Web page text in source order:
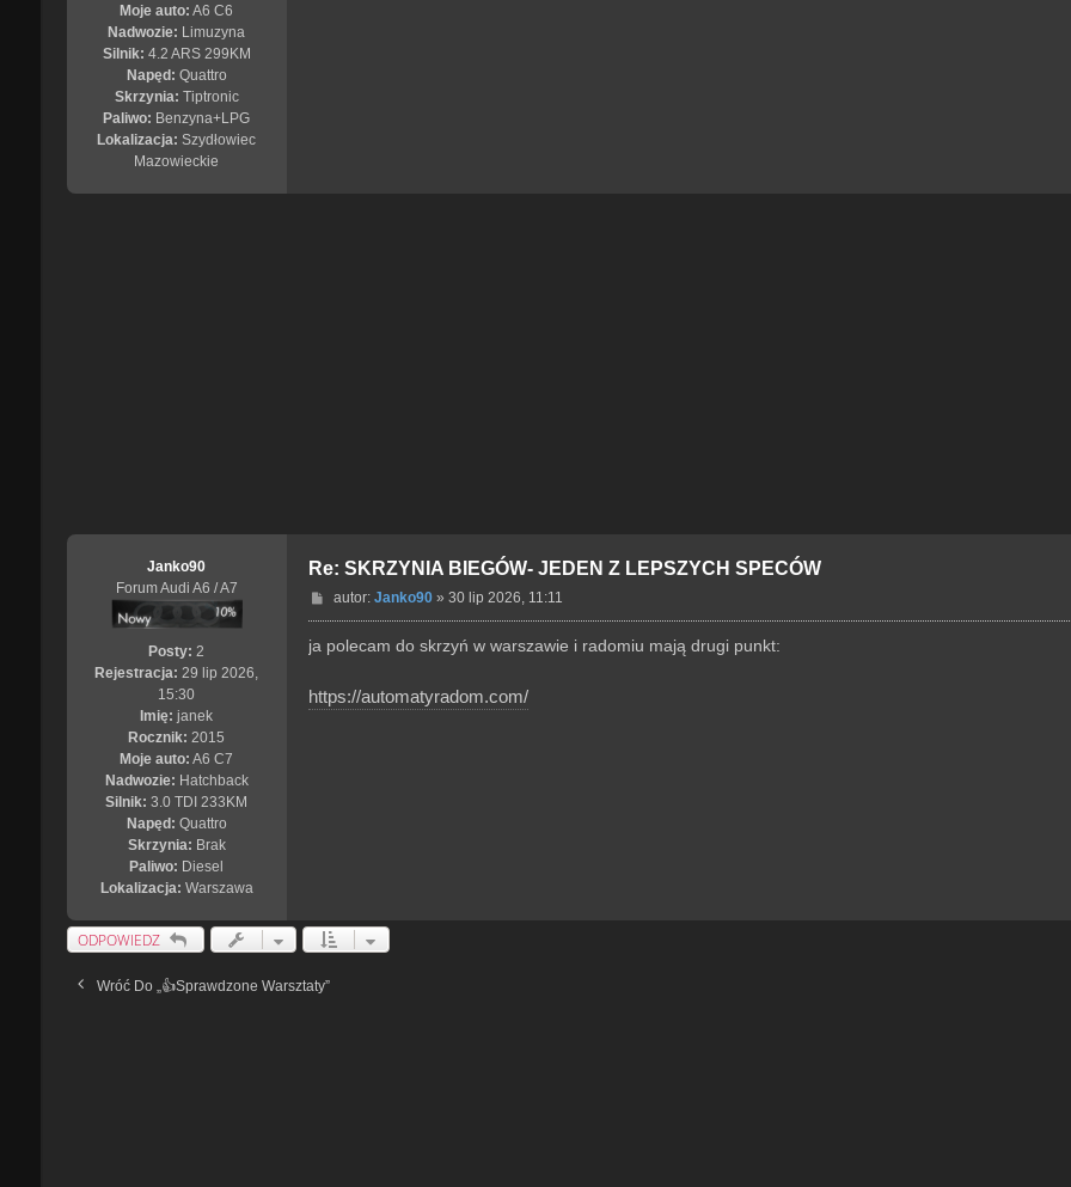
Moje auto: A6 C6
Nadwozie: Limuzyna
Silnik: 4.2 ARS 299KM
Napęd: Quattro
Skrzynia: Tiptronic
Paliwo: Benzyna+LPG
Lokalizacja: Szydłowiec
Mazowieckie
Janko90
Forum Audi A6 / A7
Posty: 2
Rejestracja: 29 lip 2026,
15:30
Imię: janek
Rocznik: 2015
Moje auto: A6 C7
Nadwozie: Hatchback
Silnik: 3.0 TDI 233KM
Napęd: Quattro
Skrzynia: Brak
Paliwo: Diesel
Lokalizacja: Warszawa
Re: SKRZYNIA BIEGÓW- JEDEN Z LEPSZYCH SPECÓW
P
o
s
autor: Janko90» 30 lip 2026, 11:11
ja polecam do skrzyń w warszawie i radomiu mają drugi punkt:
https://automatyradom.com/
ODPOWIEDZ
Wróć Do „👍Sprawdzone Warsztaty”